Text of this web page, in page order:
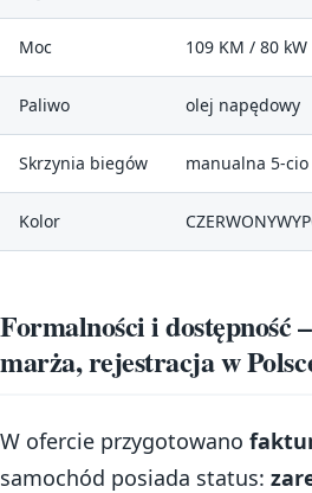
Moc 109 KM / 80 kW
Paliwo olej napędowy
Skrzynia biegów manualna 5-
Kolor
Formalności i dostępność
marża, rejestracja w
W ofercie przygotowano
samochód posiada status: